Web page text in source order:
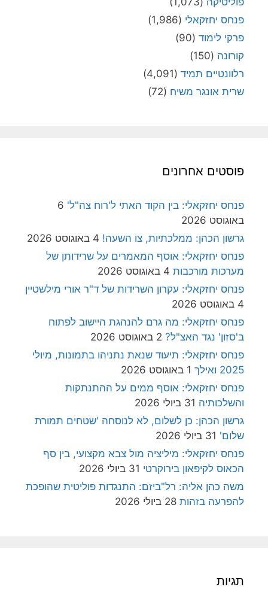
פנחס יחזקאלי (1,986)
פרקי לימוד (90)
קורונה (150)
רלוונטיים תמיד (4,091)
שרית אונגר משיח (72)
פוסטים אחרונים
פנחס יחזקאלי: בין הקוד האתי ל'רוח צה"ל' 6
באוגוסט 2026
גרשון הכהן: ממלכתיות, צו השעה! 4 באוגוסט 2026
פנחס יחזקאלי: אוסף המאמרים על שרידותן של
מערכות מורכבות 4 באוגוסט 2026
פנחס יחזקאלי: עקרון השרידות של ד"ר אורי מילשטיין
4 באוגוסט 2026
פנחס יחזקאלי: מה גרם להנהגת היישוב לפתוח
ב'סזון' נגד האצ"ל? 2 באוגוסט 2026
פנחס יחזקאלי: תיעוד שנאת נתניהו בתמונות, מיולי
2025 ואילך
1 באוגוסט 2026
פנחס יחזקאלי: אוסף ממים על ההתנתקות
והשלכותיה 31 ביולי 2026
גרשון הכהן: כן לשלום, לא לנוסחה 'שטחים תמורת
שלום' 31 ביולי 2026
פנחס יחזקאלי: מיליציה מול צבא מקצועי, בין סף
הכאוס לקיפאון בירוקרטי 31 ביולי 2026
משה כהן אליה: רל"ביזם: התנגדות פוליטית שהופכת
להפרעה בזהות 28 ביולי 2026
תגיות